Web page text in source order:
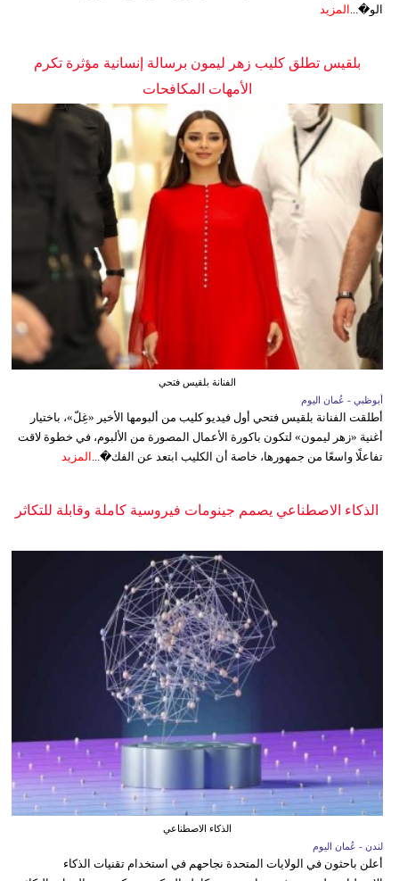
الو�...
المزيد
بلقيس تطلق كليب زهر ليمون برسالة إنسانية مؤثرة تكرم
الأمهات المكافحات
الفنانة بلقيس فتحي
أبوظبي - عُمان اليوم
أطلقت الفنانة بلقيس فتحي أول فيديو كليب من ألبومها الأخير «غِلّ»، باختيار
أغنية «زهر ليمون» لتكون باكورة الأعمال المصورة من الألبوم، في خطوة لاقت
تفاعلًا واسعًا من جمهورها، خاصة أن الكليب ابتعد عن الفك�... المزيد
الذكاء الاصطناعي يصمم جينومات فيروسية كاملة وقابلة للتكاثر
الذكاء الاصطناعي
لندن - عُمان اليوم
أعلن باحثون في الولايات المتحدة نجاحهم في استخدام تقنيات الذكاء